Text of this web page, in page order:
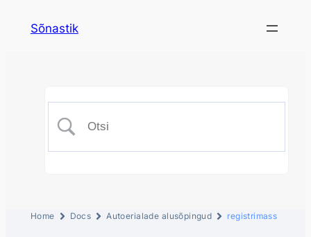
Sõnastik
Home Docs Autoerialade alusõpingud registrimass